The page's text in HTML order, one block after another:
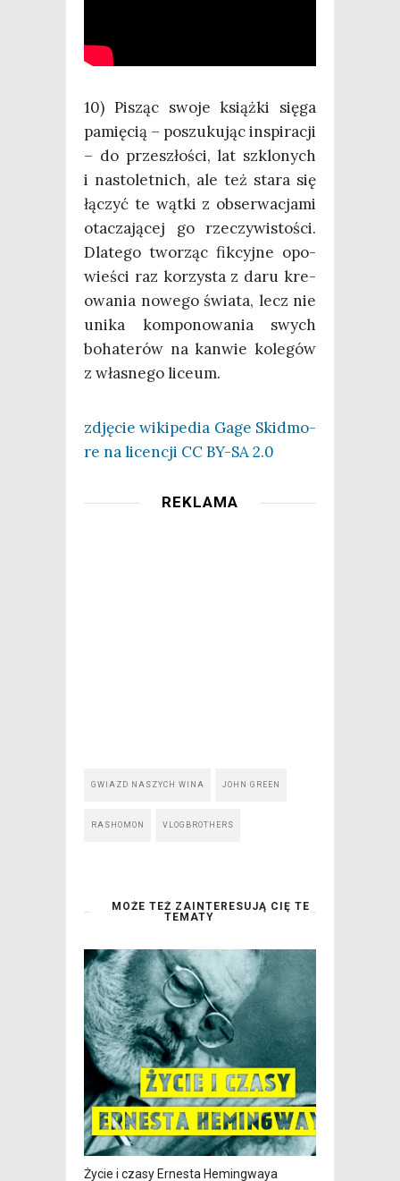
10) Pisząc swo­je książ­ki się­ga
pamię­cią – poszu­ku­jąc inspi­ra­cji
– do prze­szło­ści, lat szklo­nych
i nasto­let­nich, ale też sta­ra się
łączyć te wąt­ki z obser­wa­cja­mi
ota­cza­ją­cej go rze­czy­wi­sto­ści.
Dla­te­go two­rząc fik­cyj­ne opo­
wie­ści raz korzy­sta z daru kre­
owa­nia nowe­go świa­ta, lecz nie
uni­ka kom­po­no­wa­nia swych
boha­te­rów na kan­wie kole­gów
z wła­sne­go liceum.
zdję­cie wiki­pe­dia Gage Skid­mo­
re na licen­cji CC BY-SA 2.0
REKLAMA
GWIAZD NASZYCH WINA JOHN GREEN
RASHOMON VLOGBROTHERS
MOŻE TEŻ ZAINTERESUJĄ CIĘ TE
TEMATY
Życie i czasy Ernesta Hemingwaya